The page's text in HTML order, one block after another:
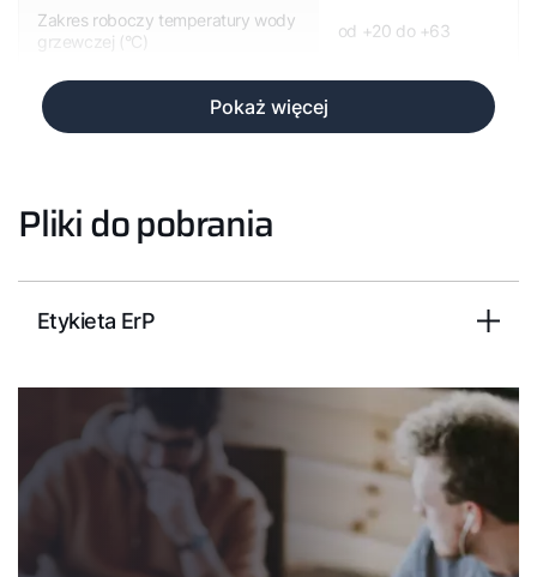
Zakres roboczy temperatury wody
grzewczej (°C)
od +20 do +63
Pokaż więcej
Pliki do pobrania
Etykieta ErP